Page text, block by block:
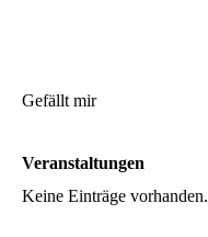
Gefällt mir
Veranstaltungen
Keine Einträge vorhanden.